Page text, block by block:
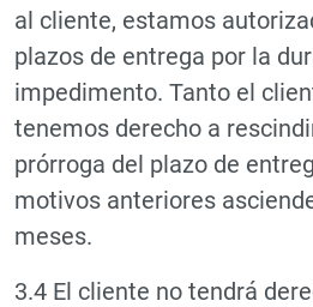
al cliente, estamos
plazos de entrega por la
impedimento. Tanto el
tenemos derecho a
prórroga del plazo de
motivos anteriores
meses.
3.4 El cliente no tendrá